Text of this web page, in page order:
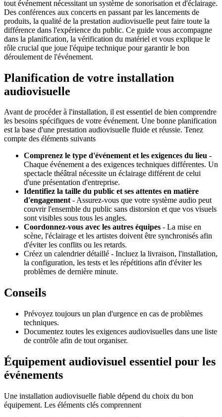
tout événement nécessitant un système de sonorisation et d'éclairage.
Des conférences aux concerts en passant par les lancements de
produits, la qualité de la prestation audiovisuelle peut faire toute la
différence dans l'expérience du public. Ce guide vous accompagne
dans la planification, la vérification du matériel et vous explique le
rôle crucial que joue l'équipe technique pour garantir le bon
déroulement de l'événement.
Planification de votre installation
audiovisuelle
Avant de procéder à l'installation, il est essentiel de bien comprendre
les besoins spécifiques de votre événement. Une bonne planification
est la base d'une prestation audiovisuelle fluide et réussie. Tenez
compte des éléments suivants
Comprenez le type d'événement et les exigences du lieu -
Chaque événement a des exigences techniques différentes. Un
spectacle théâtral nécessite un éclairage différent de celui
d'une présentation d'entreprise.
Identifiez la taille du public et ses attentes en matière
d'engagement- Assurez-vous que votre système audio peut
couvrir l'ensemble du public sans distorsion et que vos visuels
sont visibles sous tous les angles.
Coordonnez-vous avec les autres équipes - La mise en
scène, l'éclairage et les artistes doivent être synchronisés afin
d'éviter les conflits ou les retards.
Créez un calendrier détaillé - Incluez la livraison, l'installation,
la configuration, les tests et les répétitions afin d'éviter les
problèmes de dernière minute.
Conseils
Prévoyez toujours un plan d'urgence en cas de problèmes
techniques.
Documentez toutes les exigences audiovisuelles dans une liste
de contrôle afin de tout organiser.
Équipement audiovisuel essentiel pour les
événements
Une installation audiovisuelle fiable dépend du choix du bon
équipement. Les éléments clés comprennent